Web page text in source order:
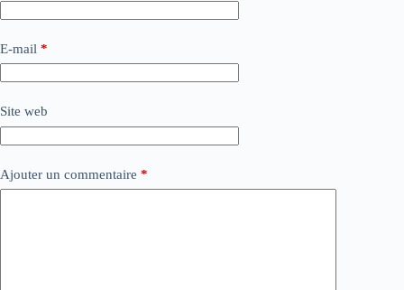
E-mail *
Site web
Ajouter un commentaire *